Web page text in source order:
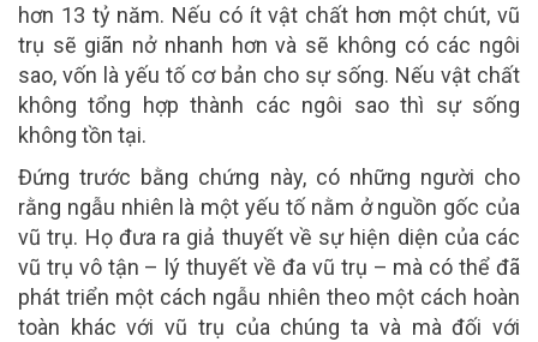
hơn 13 tỷ năm. Nếu có ít vật chất hơn một chút, vũ
trụ sẽ giãn nở nhanh hơn và sẽ không có các ngôi
sao, vốn là yếu tố cơ bản cho sự sống. Nếu vật chất
không tổng hợp thành các ngôi sao thì sự sống
không tồn tại.
Đứng trước bằng chứng này, có những người cho
rằng ngẫu nhiên là một yếu tố nằm ở nguồn gốc của
vũ trụ. Họ đưa ra giả thuyết về sự hiện diện của các
vũ trụ vô tận – lý thuyết về đa vũ trụ – mà có thể đã
phát triển một cách ngẫu nhiên theo một cách hoàn
toàn khác với vũ trụ của chúng ta và mà đối với